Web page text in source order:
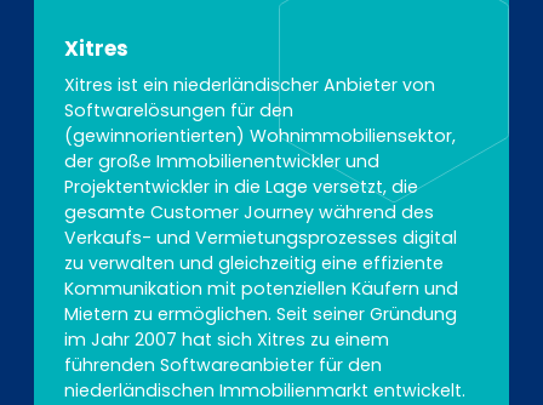
Xitres
Xitres ist ein niederländischer Anbieter von
Softwarelösungen für den
(gewinnorientierten) Wohnimmobiliensektor,
der große Immobilienentwickler und
Projektentwickler in die Lage versetzt, die
gesamte Customer Journey während des
Verkaufs- und Vermietungsprozesses digital
zu verwalten und gleichzeitig eine effiziente
Kommunikation mit potenziellen Käufern und
Mietern zu ermöglichen. Seit seiner Gründung
im Jahr 2007 hat sich Xitres zu einem
führenden Softwareanbieter für den
niederländischen Immobilienmarkt entwickelt.